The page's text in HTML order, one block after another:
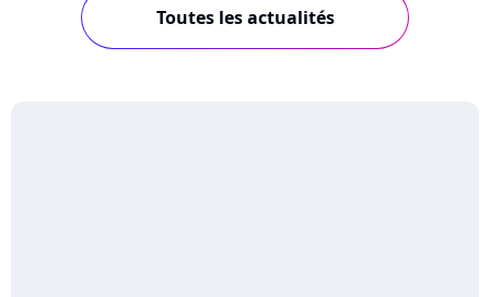
Toutes les actualités